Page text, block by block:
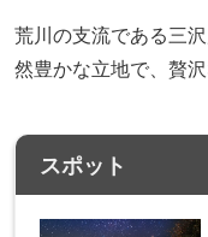
荒川の支流である三
然豊かな立地で、贅
スポット